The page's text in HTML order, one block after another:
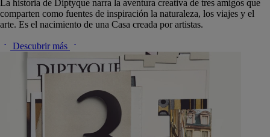
La historia de Diptyque narra la aventura creativa de tres amigos que
comparten como fuentes de inspiración la naturaleza, los viajes y el
arte. Es el nacimiento de una Casa creada por artistas.
Descubrir más
Saber hacer